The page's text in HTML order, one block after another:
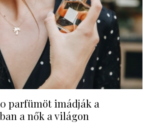
parfümöt imádják a
a nők a világon